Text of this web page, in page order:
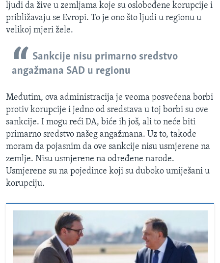
ljudi da žive u zemljama koje su oslobođene korupcije i
približavaju se Evropi. To je ono što ljudi u regionu u
velikoj mjeri žele.
Sankcije nisu primarno sredstvo
angažmana SAD u regionu
Međutim, ova administracija je veoma posvećena borbi
protiv korupcije i jedno od sredstava u toj borbi su ove
sankcije. I mogu reći DA, biće ih još, ali to neće biti
primarno sredstvo našeg angažmana. Uz to, takođe
moram da pojasnim da ove sankcije nisu usmjerene na
zemlje. Nisu usmjerene na određene narode.
Usmjerene su na pojedince koji su duboko umiješani u
korupciju.